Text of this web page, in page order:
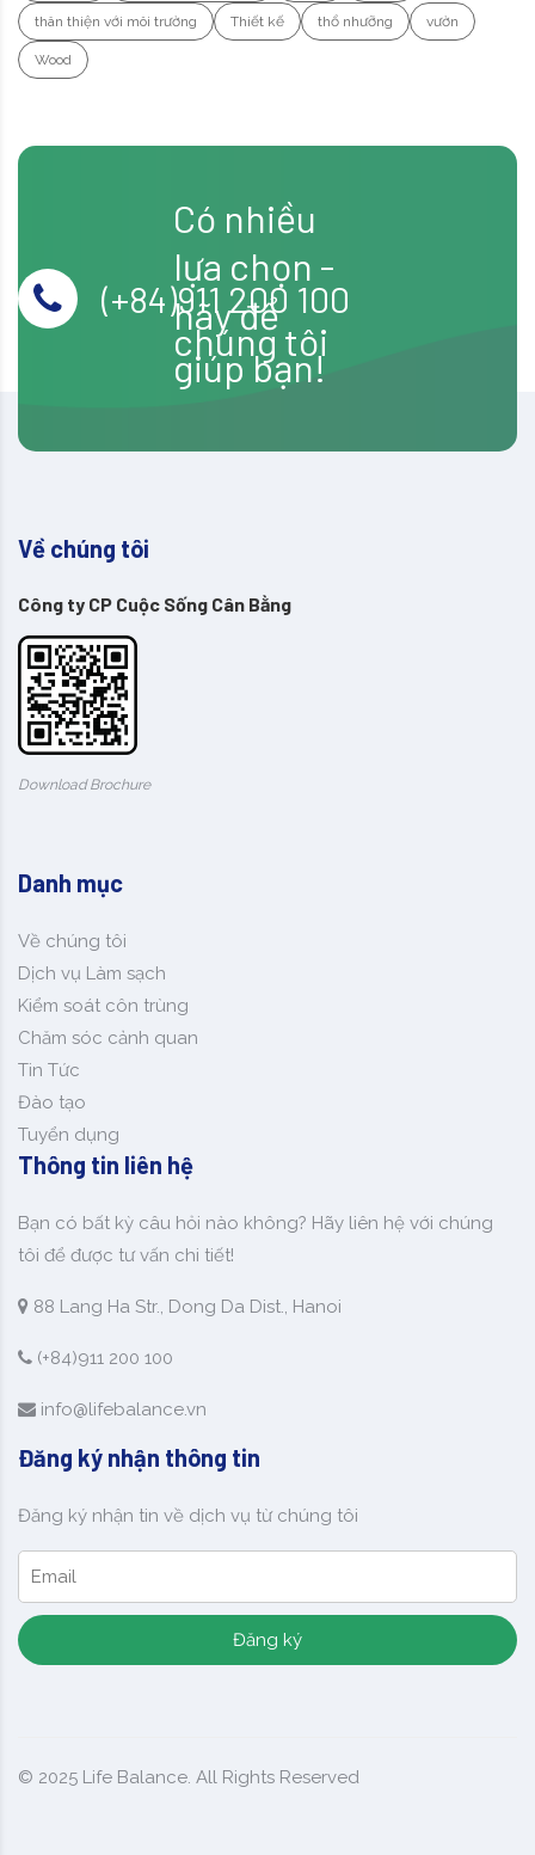
thân thiện với môi trường Thiết kế thổ nhưỡng vườn
Wood
Có nhiều
lựa chọn -
hãy để
chúng tôi
giúp bạn!
(+84)911 200 100
Về chúng tôi
Công ty CP Cuộc Sống Cân Bằng
Download Brochure
Danh mục
Về chúng tôi
Dịch vụ Làm sạch
Kiểm soát côn trùng
Chăm sóc cảnh quan
Tin Tức
Đào tạo
Tuyển dụng
Thông tin liên hệ
Bạn có bất kỳ câu hỏi nào không? Hãy liên hệ với chúng
tôi để được tư vấn chi tiết!
88 Lang Ha Str., Dong Da Dist., Hanoi
(+84)911 200 100
info@lifebalance.vn
Đăng ký nhận thông tin
Đăng ký nhận tin về dịch vụ từ chúng tôi
Đăng ký
© 2025 Life Balance. All Rights Reserved